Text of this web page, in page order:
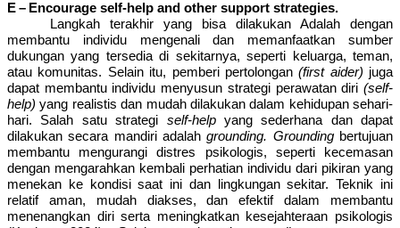
E – Encourage self-help and other support strategies.
Langkah terakhir yang bisa dilakukan Adalah dengan
membantu individu mengenali dan memanfaatkan sumber
dukungan yang tersedia di sekitarnya, seperti keluarga, teman,
atau komunitas. Selain itu, pemberi pertolongan(first aider) juga
dapat membantu individu menyusun strategi perawatan diri (self-
help) yang realistis dan mudah dilakukan dalam kehidupan sehari-
hari. Salah satu strategi self-helpyang sederhana dan dapat
dilakukan secara mandiri adalahgrounding. Groundingbertujuan
membantu mengurangi distres psikologis, seperti kecemasan
dengan mengarahkan kembali perhatian individu dari pikiran yang
menekan ke kondisi saat ini dan lingkungan sekitar.Teknik ini
relatif aman, mudah diakses, dan efektif dalam membantu
menenangkan diri serta meningkatkan kesejahteraan psikologis